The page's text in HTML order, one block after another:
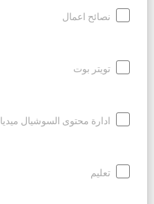
نصائح اعمال
تويتر بوت
ادارة محتوى السوشيال ميديا
تعليم